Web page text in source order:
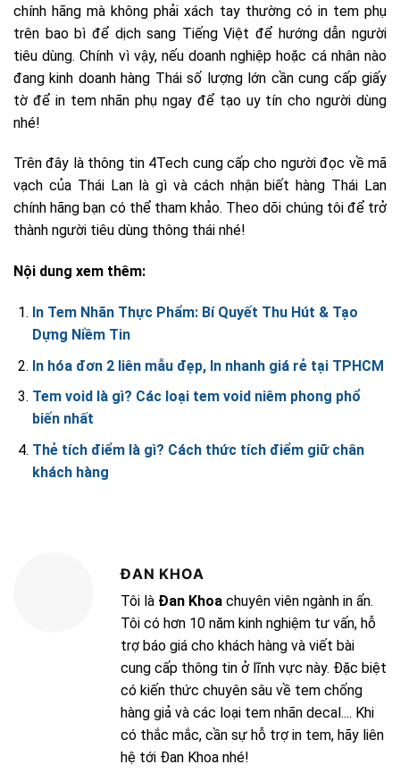
chính hãng mà không phải xách tay thường có in tem phụ
trên bao bì để dịch sang Tiếng Việt để hướng dẫn người
tiêu dùng. Chính vì vậy, nếu doanh nghiệp hoặc cá nhân nào
đang kinh doanh hàng Thái số lượng lớn cần cung cấp giấy
tờ để in tem nhãn phụ ngay để tạo uy tín cho người dùng
nhé!
Trên đây là thông tin 4Tech cung cấp cho người đọc về mã
vạch của Thái Lan là gì và cách nhận biết hàng Thái Lan
chính hãng bạn có thể tham khảo. Theo dõi chúng tôi để trở
thành người tiêu dùng thông thái nhé!
Nội dung xem thêm:
In Tem Nhãn Thực Phẩm: Bí Quyết Thu Hút & Tạo
Dựng Niềm Tin
In hóa đơn 2 liên mẫu đẹp, In nhanh giá rẻ tại TPHCM
Tem void là gì? Các loại tem void niêm phong phổ
biến nhất
Thẻ tích điểm là gì? Cách thức tích điểm giữ chân
khách hàng
ĐAN KHOA
Tôi là Đan Khoa chuyên viên ngành in ấn.
Tôi có hơn 10 năm kinh nghiệm tư vấn, hỗ
trợ báo giá cho khách hàng và viết bài
cung cấp thông tin ở lĩnh vực này. Đặc biệt
có kiến thức chuyên sâu về tem chống
hàng giả và các loại tem nhãn decal.... Khi
có thắc mắc, cần sự hỗ trợ in tem, hãy liên
hệ tới Đan Khoa nhé!